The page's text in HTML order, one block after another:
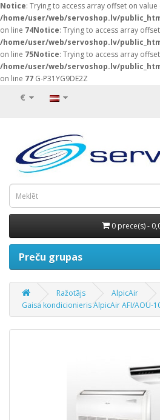
Notice: Trying to access array offset on
/home/user/web/servoshop.lv/
on line 74Notice: Trying to access array
/home/user/web/servoshop.lv/
on line 75Notice: Trying to access array
/home/user/web/servoshop.lv/
on line 77 G-P31YG9DE2Z
€
0 prece(s) -
Preču grupas
Ražotājs
AlpicAir
Gaisa kondicionieris AlpicAir AFI/AOU-